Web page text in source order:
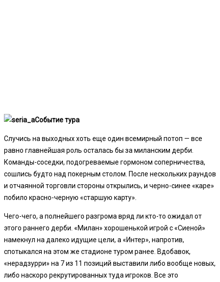
Событие тура
Случись на выходных хоть еще один всемирный потоп — все
равно главнейшая роль осталась бы за миланским дерби.
Команды-соседки, подогреваемые гормоном соперничества,
сошлись будто над покерным столом. После нескольких раундов
и отчаянной торговли стороны открылись, и черно-синее «каре»
побило красно-черную «старшую карту».
Чего-чего, а полнейшего разгрома вряд ли кто-то ожидал от
этого раннего дерби. «Милан» хорошенькой игрой с «Сиеной»
намекнул на далеко идущие цели, а «Интер», напротив,
спотыкался на этом же стадионе туром ранее. Вдобавок,
«нерадзурри» на 7 из 11 позиций выставили либо вообще новых,
либо наскоро рекрутированных туда игроков. Все это